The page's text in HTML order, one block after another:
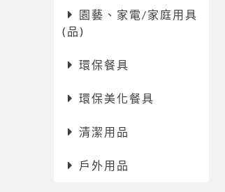
園藝、家電/家庭用具
(品)
環保餐具
環保美化餐具
清潔用品
戶外用品